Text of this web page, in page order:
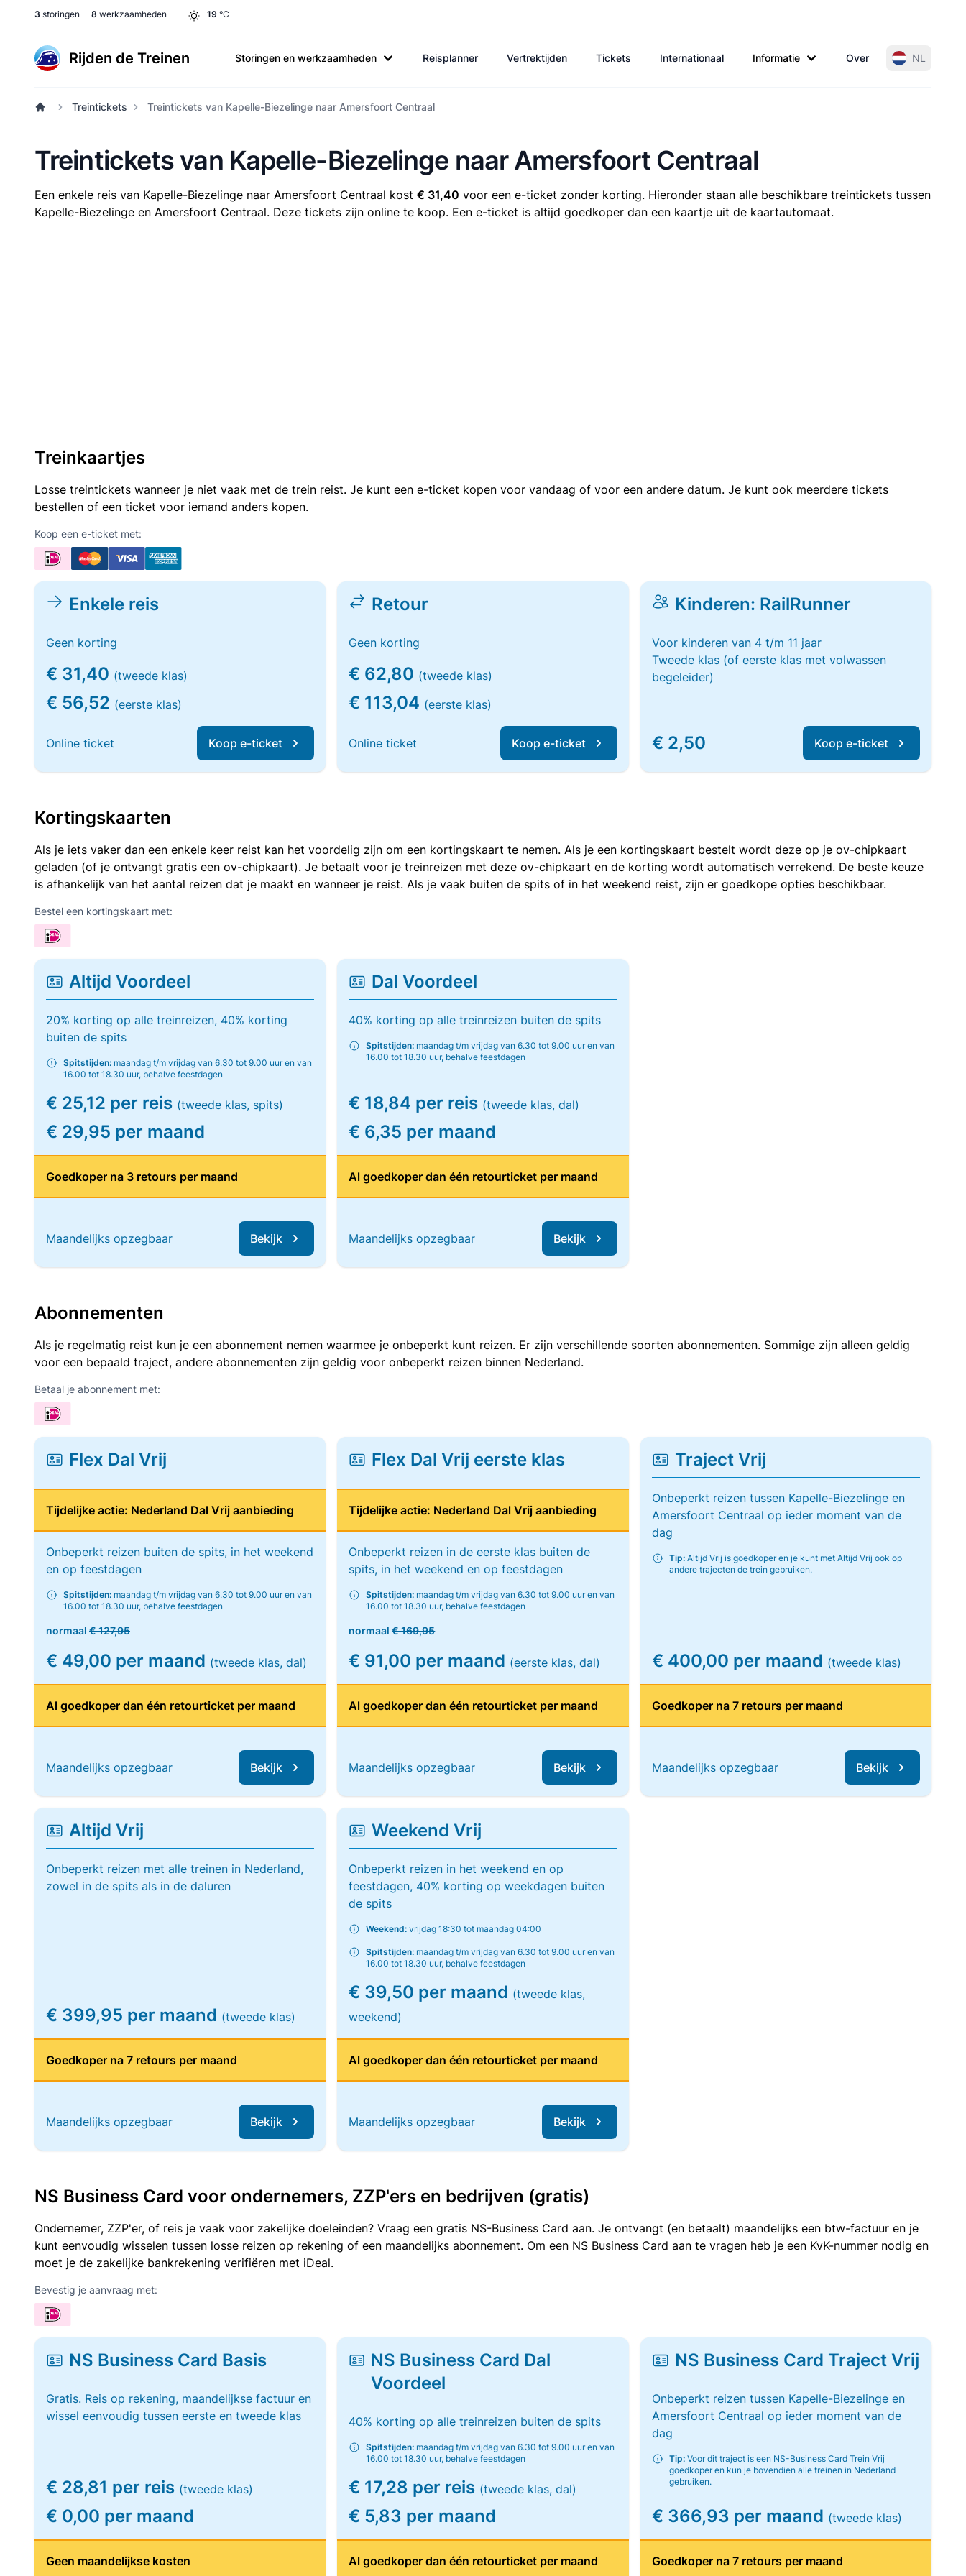
3 storingen 8 werkzaamheden 19 °C
Rijden de Treinen Storingen en werkzaamheden Reisplanner Vertrektijden Tickets Internationaal Informatie Over NL
Treintickets Treintickets van Kapelle-Biezelinge naar Amersfoort Centraal
Treintickets van Kapelle-Biezelinge naar Amersfoort Centraal
Een enkele reis van Kapelle-Biezelinge naar Amersfoort Centraal kost € 31,40 voor een e-ticket zonder korting. Hieronder staan alle beschikbare treintickets tussen
Kapelle-Biezelinge en Amersfoort Centraal. Deze tickets zijn online te koop. Een e-ticket is altijd goedkoper dan een kaartje uit de kaartautomaat.
Treinkaartjes
Losse treintickets wanneer je niet vaak met de trein reist. Je kunt een e-ticket kopen voor vandaag of voor een andere datum. Je kunt ook meerdere tickets
bestellen of een ticket voor iemand anders kopen.
Koop een e-ticket met:
Enkele reis
Geen korting
€ 31,40 (tweede klas)
€ 56,52 (eerste klas)
Online ticket Koop e-ticket
Retour
Geen korting
€ 62,80 (tweede klas)
€ 113,04 (eerste klas)
Online ticket Koop e-ticket
Kinderen: RailRunner
Voor kinderen van 4 t/m 11 jaar
Tweede klas (of eerste klas met volwassen
begeleider)
€ 2,50 Koop e-ticket
Kortingskaarten
Als je iets vaker dan een enkele keer reist kan het voordelig zijn om een kortingskaart te nemen. Als je een kortingskaart bestelt wordt deze op je ov-chipkaart
geladen (of je ontvangt gratis een ov-chipkaart). Je betaalt voor je treinreizen met deze ov-chipkaart en de korting wordt automatisch verrekend. De beste keuze
is afhankelijk van het aantal reizen dat je maakt en wanneer je reist. Als je vaak buiten de spits of in het weekend reist, zijn er goedkope opties beschikbaar.
Bestel een kortingskaart met:
Altijd Voordeel
20% korting op alle treinreizen, 40% korting
buiten de spits
Spitstijden: maandag t/m vrijdag van 6.30 tot 9.00 uur en van
16.00 tot 18.30 uur, behalve feestdagen
€ 25,12 per reis (tweede klas, spits)
€ 29,95 per maand
Goedkoper na 3 retours per maand
Maandelijks opzegbaar Bekijk
Dal Voordeel
40% korting op alle treinreizen buiten de spits
Spitstijden: maandag t/m vrijdag van 6.30 tot 9.00 uur en van
16.00 tot 18.30 uur, behalve feestdagen
€ 18,84 per reis (tweede klas, dal)
€ 6,35 per maand
Al goedkoper dan één retourticket per maand
Maandelijks opzegbaar Bekijk
Abonnementen
Als je regelmatig reist kun je een abonnement nemen waarmee je onbeperkt kunt reizen. Er zijn verschillende soorten abonnementen. Sommige zijn alleen geldig
voor een bepaald traject, andere abonnementen zijn geldig voor onbeperkt reizen binnen Nederland.
Betaal je abonnement met:
Flex Dal Vrij
Tijdelijke actie: Nederland Dal Vrij aanbieding
Onbeperkt reizen buiten de spits, in het weekend
en op feestdagen
Spitstijden: maandag t/m vrijdag van 6.30 tot 9.00 uur en van
16.00 tot 18.30 uur, behalve feestdagen
normaal € 127,95
€ 49,00 per maand (tweede klas, dal)
Al goedkoper dan één retourticket per maand
Maandelijks opzegbaar Bekijk
Flex Dal Vrij eerste klas
Tijdelijke actie: Nederland Dal Vrij aanbieding
Onbeperkt reizen in de eerste klas buiten de
spits, in het weekend en op feestdagen
Spitstijden: maandag t/m vrijdag van 6.30 tot 9.00 uur en van
16.00 tot 18.30 uur, behalve feestdagen
normaal€ 169,95
€ 91,00 per maand (eerste klas, dal)
Al goedkoper dan één retourticket per maand
Maandelijks opzegbaar Bekijk
Traject Vrij
Onbeperkt reizen tussen Kapelle-Biezelinge en
Amersfoort Centraal op ieder moment van de
dag
Tip:Altijd Vrij is goedkoper en je kunt met Altijd Vrij ook op
andere trajecten de trein gebruiken.
€ 400,00 per maand (tweede klas)
Goedkoper na 7 retours per maand
Maandelijks opzegbaar Bekijk
Altijd Vrij
Onbeperkt reizen met alle treinen in Nederland,
zowel in de spits als in de daluren
€ 399,95 per maand (tweede klas)
Goedkoper na 7 retours per maand
Maandelijks opzegbaar Bekijk
Weekend Vrij
Onbeperkt reizen in het weekend en op
feestdagen, 40% korting op weekdagen buiten
de spits
Weekend: vrijdag 18:30 tot maandag 04:00
Spitstijden: maandag t/m vrijdag van 6.30 tot 9.00 uur en van
16.00 tot 18.30 uur, behalve feestdagen
€ 39,50 per maand (tweede klas,
weekend)
Al goedkoper dan één retourticket per maand
Maandelijks opzegbaar Bekijk
NS Business Card voor ondernemers, ZZP'ers en bedrijven (gratis)
Ondernemer, ZZP'er, of reis je vaak voor zakelijke doeleinden? Vraag een gratis NS-Business Card aan. Je ontvangt (en betaalt) maandelijks een btw-factuur en je
kunt eenvoudig wisselen tussen losse reizen op rekening of een maandelijks abonnement. Om een NS Business Card aan te vragen heb je een KvK-nummer nodig en
moet je de zakelijke bankrekening verifiëren met iDeal.
Bevestig je aanvraag met:
NS Business Card Basis
Gratis. Reis op rekening, maandelijkse factuur en
wissel eenvoudig tussen eerste en tweede klas
€ 28,81 per reis (tweede klas)
€ 0,00 per maand
Geen maandelijkse kosten
NS Business Card Dal
Voordeel
40% korting op alle treinreizen buiten de spits
Spitstijden: maandag t/m vrijdag van 6.30 tot 9.00 uur en van
16.00 tot 18.30 uur, behalve feestdagen
€ 17,28 per reis (tweede klas, dal)
€ 5,83 per maand
Al goedkoper dan één retourticket per maand
NS Business Card Traject Vrij
Onbeperkt reizen tussen Kapelle-Biezelinge en
Amersfoort Centraal op ieder moment van de
dag
Tip:Voor dit traject is een NS-Business Card Trein Vrij
goedkoper en kun je bovendien alle treinen in Nederland
gebruiken.
€ 366,93 per maand (tweede klas)
Goedkoper na 7 retours per maand